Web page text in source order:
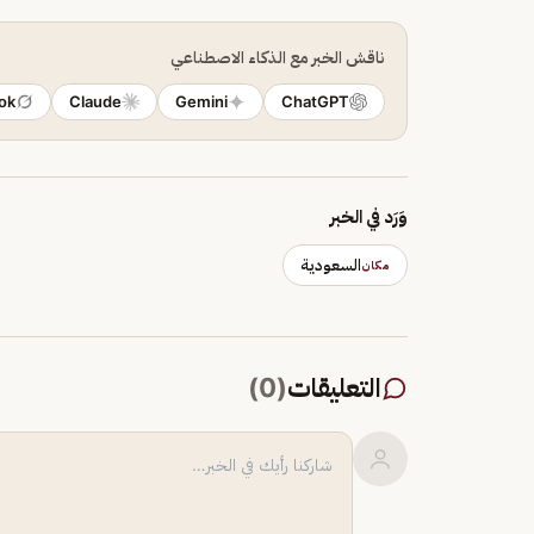
ناقش الخبر مع الذكاء الاصطناعي
ChatGPT
Gemini
Claude
وَرَد في الخبر
مكانالسعودية
التعليقات(
0
)